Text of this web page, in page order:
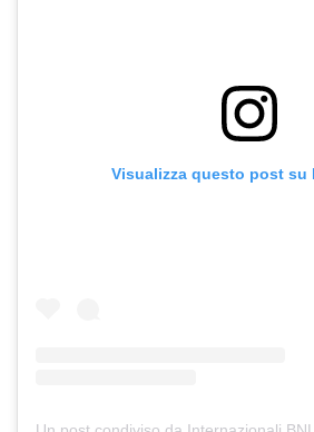
Visualizza questo post su